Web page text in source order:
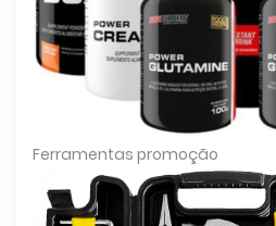
Ferramentas promoção